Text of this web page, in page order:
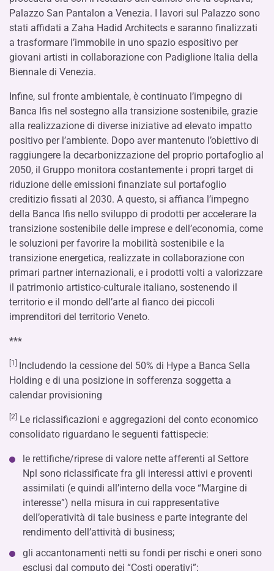
Palazzo San Pantalon a Venezia. I lavori sul Palazzo sono
stati affidati a Zaha Hadid Architects e saranno finalizzati
a trasformare l’immobile in uno spazio espositivo per
giovani artisti in collaborazione con Padiglione Italia della
Biennale di Venezia.
Infine, sul fronte ambientale, è continuato l’impegno di
Banca Ifis nel sostegno alla transizione sostenibile, grazie
alla realizzazione di diverse iniziative ad elevato impatto
positivo per l’ambiente. Dopo aver mantenuto l’obiettivo di
raggiungere la decarbonizzazione del proprio portafoglio al
2050, il Gruppo monitora costantemente i propri target di
riduzione delle emissioni finanziate sul portafoglio
creditizio fissati al 2030. A questo, si affianca l’impegno
della Banca Ifis nello sviluppo di prodotti per accelerare la
transizione sostenibile delle imprese e dell’economia, come
le soluzioni per favorire la mobilità sostenibile e la
transizione energetica, realizzate in collaborazione con
primari partner internazionali, e i prodotti volti a valorizzare
il patrimonio artistico-culturale italiano, sostenendo il
territorio e il mondo dell’arte al fianco dei piccoli
imprenditori del territorio Veneto.
***
[1] Includendo la cessione del 50% di Hype a Banca Sella
Holding e di una posizione in sofferenza soggetta a
calendar provisioning
[2] Le riclassificazioni e aggregazioni del conto economico
consolidato riguardano le seguenti fattispecie:
le rettifiche/riprese di valore nette afferenti al Settore
Npl sono riclassificate fra gli interessi attivi e proventi
assimilati (e quindi all’interno della voce “Margine di
interesse”) nella misura in cui rappresentative
dell’operatività di tale business e parte integrante del
rendimento dell’attività di business;
gli accantonamenti netti su fondi per rischi e oneri sono
esclusi dal computo dei “Costi operativi”;